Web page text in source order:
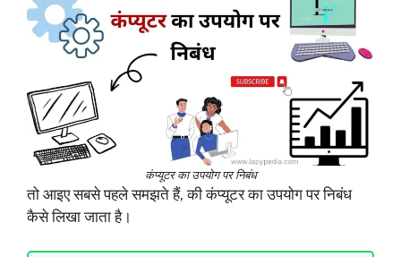
कंप्यूटर का उपयोग पर निबंध
तो आइए सबसे पहले समझते हैं, की कंप्यूटर का उपयोग पर निबंध
कैसे लिखा जाता है।